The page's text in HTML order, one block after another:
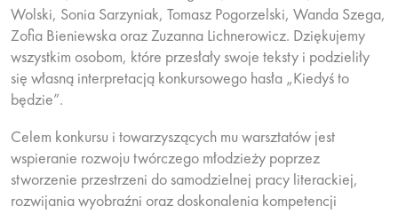
Wolski, Sonia Sarzyniak, Tomasz Pogorzelski, Wanda Szega,
Zofia Bieniewska oraz Zuzanna Lichnerowicz. Dziękujemy
wszystkim osobom, które przesłały swoje teksty i podzieliły
się własną interpretacją konkursowego hasła „Kiedyś to
będzie”.
Celem konkursu i towarzyszących mu warsztatów jest
wspieranie rozwoju twórczego młodzieży poprzez
stworzenie przestrzeni do samodzielnej pracy literackiej,
rozwijania wyobraźni oraz doskonalenia kompetencji